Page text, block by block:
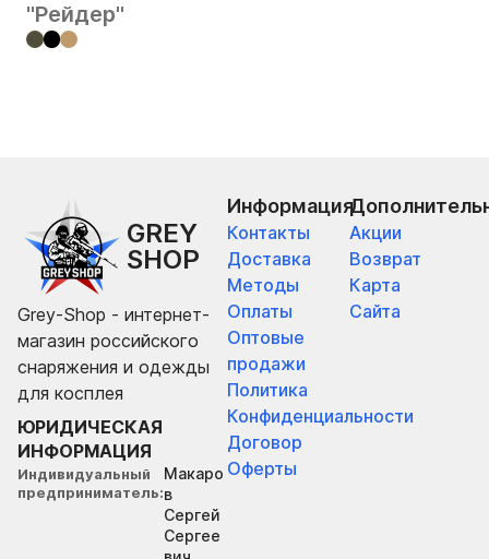
"Рейдер"
GREY
SHOP
Grey-Shop - интернет-
магазин российского
снаряжения и одежды
для косплея
ЮРИДИЧЕСКАЯ
ИНФОРМАЦИЯ
Индивидуальный
предприниматель
Макаро
в
Сергей
Сергее
Информация
Контакты
Доставка
Методы
Оплаты
Оптовые
продажи
Политика
Конфиденциальности
Договор
Оферты
Акции
Возврат
Карта
Сайта